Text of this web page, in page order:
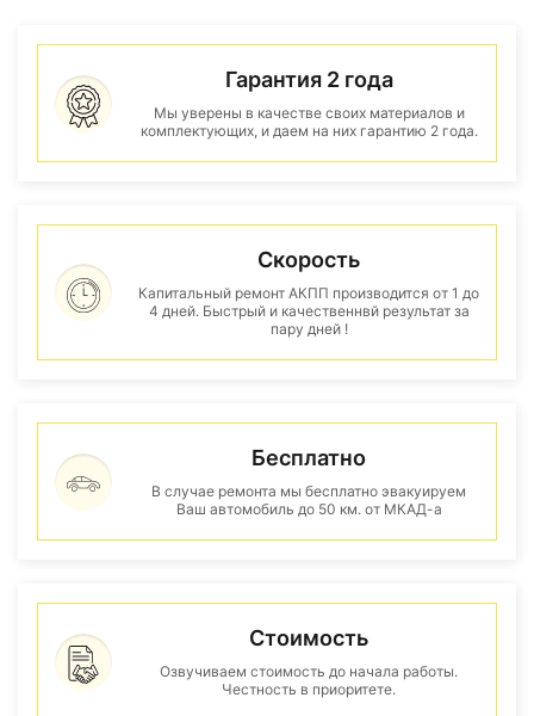
Гарантия 2 года
Мы уверены в качестве своих материалов и
комплектующих, и даем на них гарантию 2 года.
Скорость
Капитальный ремонт АКПП производится от 1 до
4 дней. Быстрый и качественнвй результат за
пару дней !
Бесплатно
В случае ремонта мы бесплатно эвакуируем
Ваш автомобиль до 50 км. от МКАД-а
Стоимость
Озвучиваем стоимость до начала работы.
Честность в приоритете.